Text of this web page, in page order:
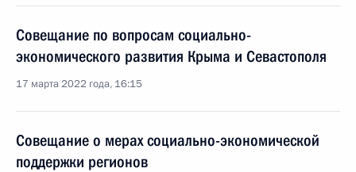
Совещание по вопросам социально-
экономического развития Крыма и Севастополя
17 марта 2022 года, 16:15
Совещание о мерах социально-экономической
поддержки регионов